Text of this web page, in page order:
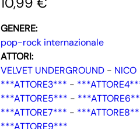
GENERE:
pop-rock internazionale
ATTORI:
VELVET UNDERGROUND - NICO
***ATTORE3*** -
***ATTORE5*** -
***ATTORE7*** -
***ATTORE9***